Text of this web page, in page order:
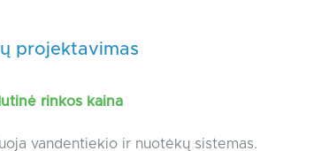
projektavimas
rinkos kaina
vandentiekio ir nuotėkų sistemas.